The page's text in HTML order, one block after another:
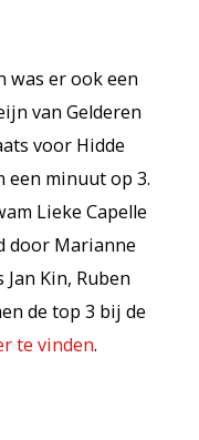
was er ook een
van Gelderen
voor Hidde
een minuut op 3.
Lieke Capelle
door Marianne
Jan Kin, Ruben
de top 3 bij de
te vinden.